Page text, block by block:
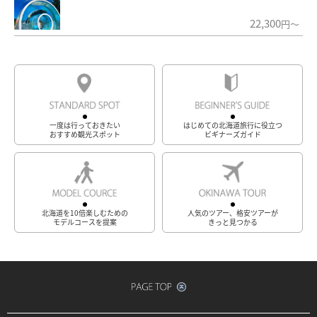
22,300円～
一度は行っておきたい
おすすめ観光スポット
はじめての北海道旅行に役立つ
ビギナーズガイド
北海道を10倍楽しむための
モデルコースを提案
人気のツアー、格安ツアーが
きっと見つかる